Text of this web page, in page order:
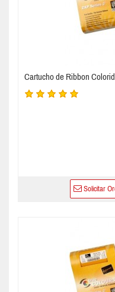
Cartucho de Ribbon
Solicitar